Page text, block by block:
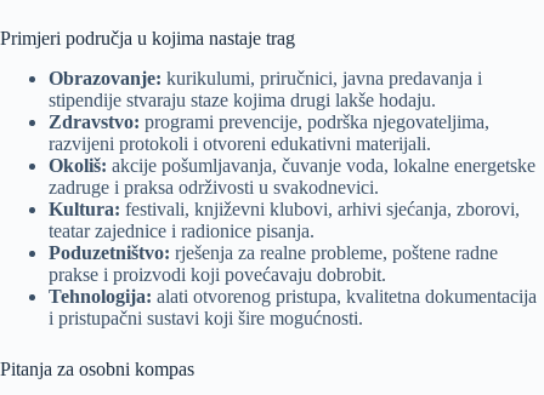
Primjeri područja u kojima nastaje trag
Obrazovanje: kurikulumi, priručnici, javna predavanja i
stipendije stvaraju staze kojima drugi lakše hodaju.
Zdravstvo: programi prevencije, podrška njegovateljima,
razvijeni protokoli i otvoreni edukativni materijali.
Okoliš: akcije pošumljavanja, čuvanje voda, lokalne energetske
zadruge i praksa održivosti u svakodnevici.
Kultura: festivali, književni klubovi, arhivi sjećanja, zborovi,
teatar zajednice i radionice pisanja.
Poduzetništvo: rješenja za realne probleme, poštene radne
prakse i proizvodi koji povećavaju dobrobit.
Tehnologija: alati otvorenog pristupa, kvalitetna dokumentacija
i pristupačni sustavi koji šire mogućnosti.
Pitanja za osobni kompas